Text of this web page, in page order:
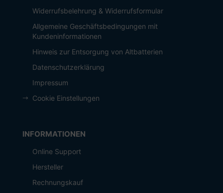
Widerrufsbelehrung & Widerrufsformular
Allgemeine Geschäftsbedingungen mit
Kundeninformationen
Hinweis zur Entsorgung von Altbatterien
Datenschutzerklärung
Impressum
Cookie Einstellungen
INFORMATIONEN
Online Support
Hersteller
Rechnungskauf